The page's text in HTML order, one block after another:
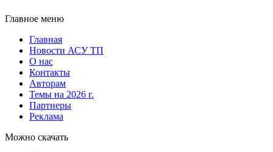
Главное меню
Главная
Новости АСУ ТП
О нас
Контакты
Авторам
Темы на 2026 г.
Партнеры
Реклама
Можно скачать